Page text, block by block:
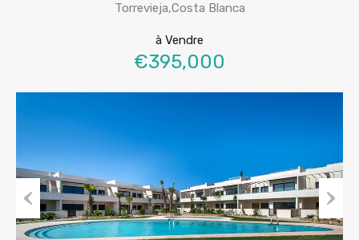
Torrevieja,Costa Blanca
à Vendre
€395,000
Previous Next